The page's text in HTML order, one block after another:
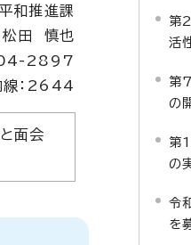
和推進課
松田 慎也
2897
線：2644
面会
第
活
第
の
第
の
令
を